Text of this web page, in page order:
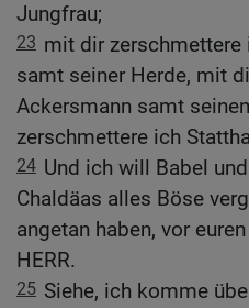
Jungfrau;
23 mit dir zerschmettere
samt seiner Herde, mit
Ackersmann samt
zerschmettere ich
24 Und ich will Babel
Chaldäas alles Böse
angetan haben, vor
HERR.
25 Siehe, ich komme